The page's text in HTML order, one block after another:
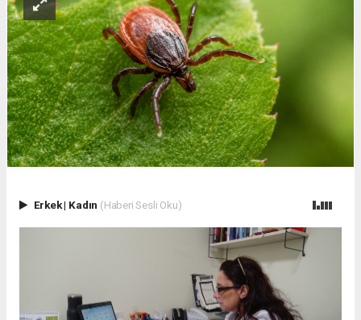
Erkek| Kadın (Haberi Sesli Oku)